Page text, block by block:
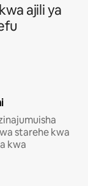
ajili ya
starehe kwa
kwa